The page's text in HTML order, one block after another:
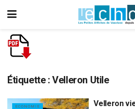
Étiquette :Velleron Utile
ECONOMIE
Velleron